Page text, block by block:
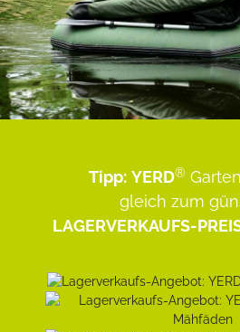
Tipp: YERD®
gleich zum
LAGERVERKAUFS-